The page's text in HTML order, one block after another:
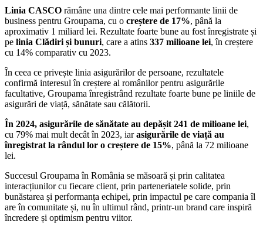
Linia CASCO rămâne una dintre cele mai performante linii de
business pentru Groupama, cu o creștere de 17%, până la
aproximativ 1 miliard lei. Rezultate foarte bune au fost înregistrate și
pe linia Clădiri și bunuri, care a atins 337 milioane lei, în creștere
cu 14% comparativ cu 2023.
În ceea ce privește linia asigurărilor de persoane, rezultatele
confirmă interesul în creștere al românilor pentru asigurările
facultative, Groupama înregistrând rezultate foarte bune pe liniile de
asigurări de viață, sănătate sau călătorii.
În 2024, asigurările de sănătate au depășit 241 de milioane lei,
cu 79% mai mult decât în 2023, iarasigurările de viață au
înregistrat la rândul lor o creștere de 15%, până la 72 milioane
lei.
Succesul Groupama în România se măsoară și prin calitatea
interacțiunilor cu fiecare client, prin parteneriatele solide, prin
bunăstarea și performanța echipei, prin impactul pe care compania îl
are în comunitate și, nu în ultimul rând, printr-un brand care inspiră
încredere și optimism pentru viitor.